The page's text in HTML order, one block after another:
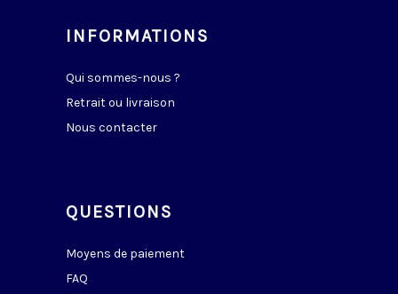
INFORMATIONS
Qui sommes-nous ?
Retrait ou livraison
Nous contacter
QUESTIONS
Moyens de paiement
FAQ